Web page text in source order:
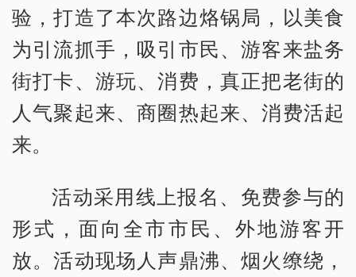
验，打造了本次路边烙锅局，以美食
为引流抓手，吸引市民、游客来盐务
街打卡、游玩、消费，真正把老街的
人气聚起来、商圈热起来、消费活起
来。
活动采用线上报名、免费参与的
形式，面向全市市民、外地游客开
放。活动现场人声鼎沸、烟火缭绕，